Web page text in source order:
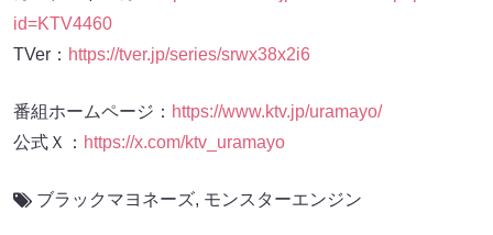
id=KTV4460
TVer： https://tver.jp/series/srwx38x2i6
番組ホームページ： https://www.ktv.jp/uramayo/
公式Ｘ： https://x.com/ktv_uramayo
ブラックマヨネーズ, モンスターエンジン